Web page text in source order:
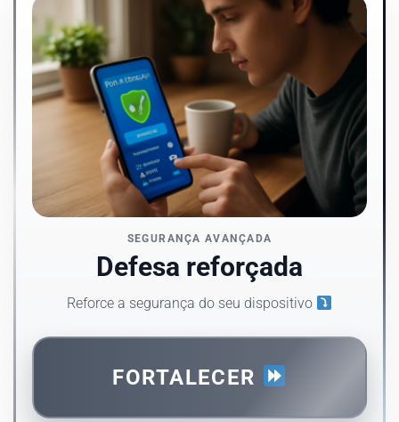
SEGURANÇA AVANÇADA
Defesa reforçada
Reforce a segurança do seu dispositivo
FORTALECER